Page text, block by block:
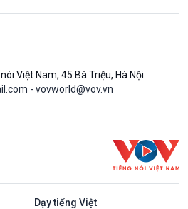
Việt Nam, 45 Bà Triệu, Hà Nội
- vovworld@vov.vn
Dạy tiếng Việt